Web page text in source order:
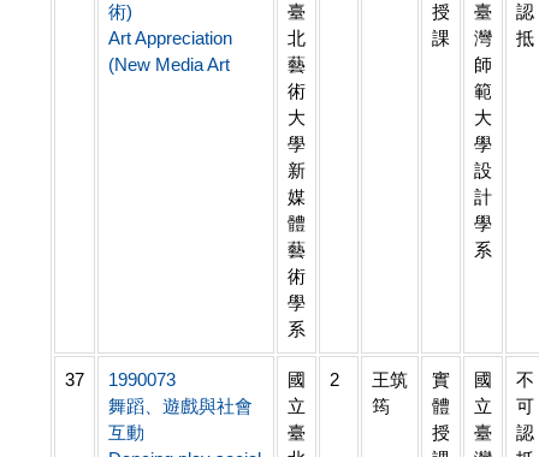
術)
Art Appreciation
(New Media Art
臺
北
藝
術
大
學
新
媒
體
藝
術
學
系
授
課
臺
灣
師
範
大
學
設
計
學
系
認
抵
37
1990073
舞蹈、遊戲與社會
互動
國
立
臺
2
王筑
筠
實
體
授
國
立
臺
不
可
認